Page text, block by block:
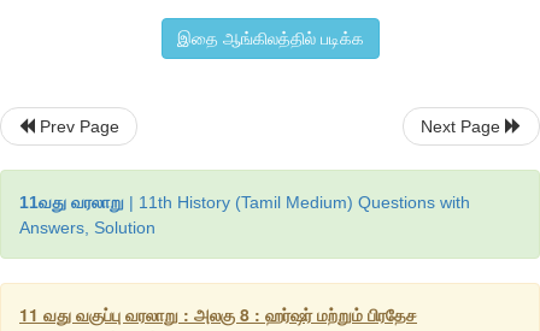
கன்னோசிக்கு இடம் மாற்றிக் கொண்டார்
இதை ஆங்கிலத்தில் படிக்க
Prev Page Next Page
11வது வரலாறு | 11th History (Tamil Medium) Questions with
Answers, Solution
11 வது வகுப்பு வரலாறு : அலகு 8 : ஹர்ஷர் மற்றும் பிரதேச